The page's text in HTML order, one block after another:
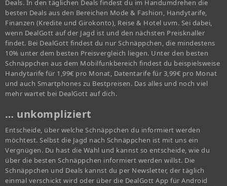
Deals. In den täglichen Deals findest du im Handumdrehen die
besten Deals aus den Bereichen Mode & Fashion, Handytarife,
Finanzen (Kredite und Girokonto), Reise & Hotel uvm. Sei dabei,
wenn DealGott auf der Jagd ist und den nächsten Preisknaller
findet. Bei DealGott findest du nur Schnäppchen, die mindestens
10% unter dem besten Preisvergleich liegen. Unter den besten
Schnäppchen aus dem Mobilfunkbereich findest du beispielsweise
Handytarife für 1,99€ pro Monat, Datentarife für 3,99€ pro Monat
und auch Smartphones zu Bestpreisen. Das alles und noch viel
mehr wartet bei DealGott auf dich.
… unkompliziert
Entscheide, über welche Schnäppchen du informiert werden
möchtest. Selbst die Jagd nach Schnäppchen ist mit uns ein
Vergnügen. Du hast die Wahl und kannst so entscheide, wie du
über die besten Schnäppchen informiert werden willst. Die
Schnäppchen und Deals kannst du per Newsletter, der täglich
einmal verschickt wird oder über die DealGott App für Android